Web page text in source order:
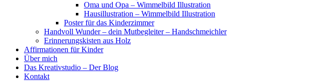
Oma und Opa – Wimmelbild Illustration
Hausillustration – Wimmelbild Illustration
Poster für das Kinderzimmer
Handvoll Wunder – dein Mutbegleiter – Handschmeichler
Erinnerungskisten aus Holz
Affirmationen für Kinder
Über mich
Das Kreativstudio – Der Blog
Kontakt